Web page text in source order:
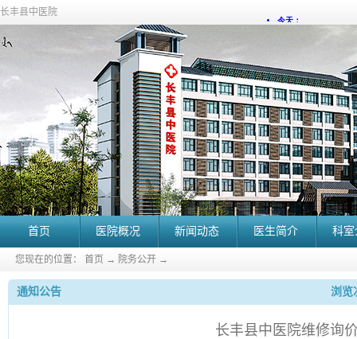
长丰县中医院
首页 医院概况 新闻动态 医生简介 科
您现在的位置： 首页 → 院务公开 →
通知公告 浏览
长丰县中医院维修询